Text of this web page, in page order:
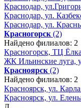
Краснодар,
Краснодар, ул.
Краснодар, ул.
Красногорск (2)
Найдено филиалов: 2
Красногорск, ТЦ
ЖК Ильинские луга,
Красноярск (2)
Найдено филиалов: 2
Красноярск, ул.
Красноярск, ул.